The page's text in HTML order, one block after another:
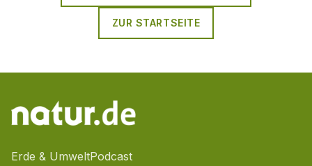
ZUR STARTSEITE
Erde & UmweltPodcast